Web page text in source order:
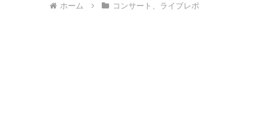
ホーム コンサート、ライブレポ